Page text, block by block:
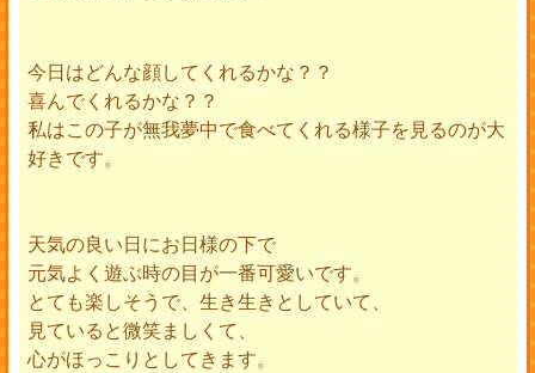
今日はどんな顔してくれるかな？？
喜んでくれるかな？？
私はこの子が無我夢中で食べてくれる様子を見るのが大
好きです。
天気の良い日にお日様の下で
元気よく遊ぶ時の目が一番可愛いです。
とても楽しそうで、生き生きとしていて、
見ていると微笑ましくて、
心がほっこりとしてきます。